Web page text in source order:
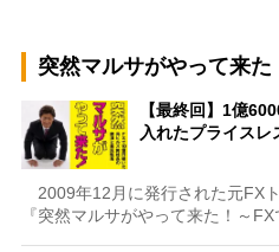
突然マルサがやって来た
【最終回】1億
入れたプライス
2009年12月に発行された元FX
『突然マルサがやって来た！～